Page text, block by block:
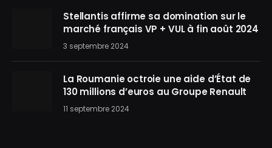
Stellantis affirme sa domination sur le
marché français VP + VUL à fin août 2024
3 septembre 2024
La Roumanie octroie une aide d’État de
130 millions d’euros au Groupe Renault
11 septembre 2024